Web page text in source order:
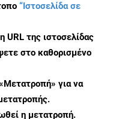
“Ιστοσελίδα σε
URL της ιστοσελίδας
στο καθορισμένο
για να
η μετατροπή.